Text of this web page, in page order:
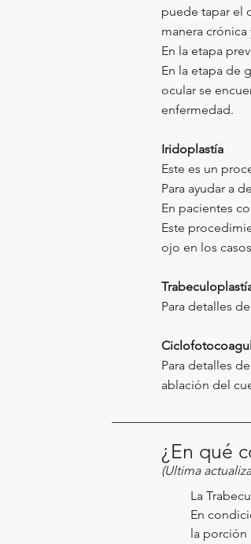
puede tapar el
manera
En la etapa
En la etapa de
ocular se
enfermedad.
Iridoplastía
Este es un
Para ayudar a
En pacientes
Este
ojo en los
Para detalles
Para detalles
ablación del
¿En qué
(Ultima
La
En
la porción